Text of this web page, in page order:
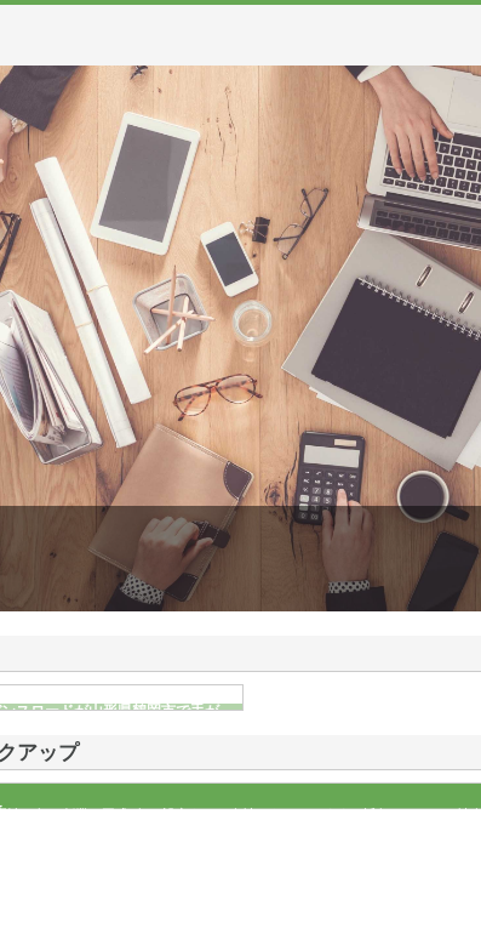
スロードが山形県鶴岡市で手が
アップ
治36年に創業、平成5年に設立をした会社となっています。近年はストレス社